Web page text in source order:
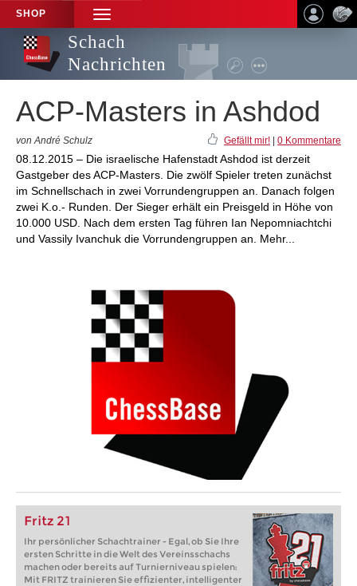
SHOP
TOGGLE
NAVIGATION
Schach
Nachrichten
ACP-Masters in Ashdod
von André Schulz Gefällt mir! 0 Kommentare
08.12.2015 – Die israelische Hafenstadt Ashdod ist derzeit
Gastgeber des ACP-Masters. Die zwölf Spieler treten zunächst
im Schnellschach in zwei Vorrundengruppen an. Danach folgen
zwei K.o.- Runden. Der Sieger erhält ein Preisgeld in Höhe von
10.000 USD. Nach dem ersten Tag führen Ian Nepomniachtchi
und Vassily Ivanchuk die Vorrundengruppen an. Mehr...
Fritz 21
Ihr persönlicher Schachtrainer - Egal, ob Sie Ihre
ersten Schritte in die Welt des Vereinsschachs
machen oder bereits auf Turnierniveau spielen:
Mit FRITZ trainieren Sie effizienter, intelligenter